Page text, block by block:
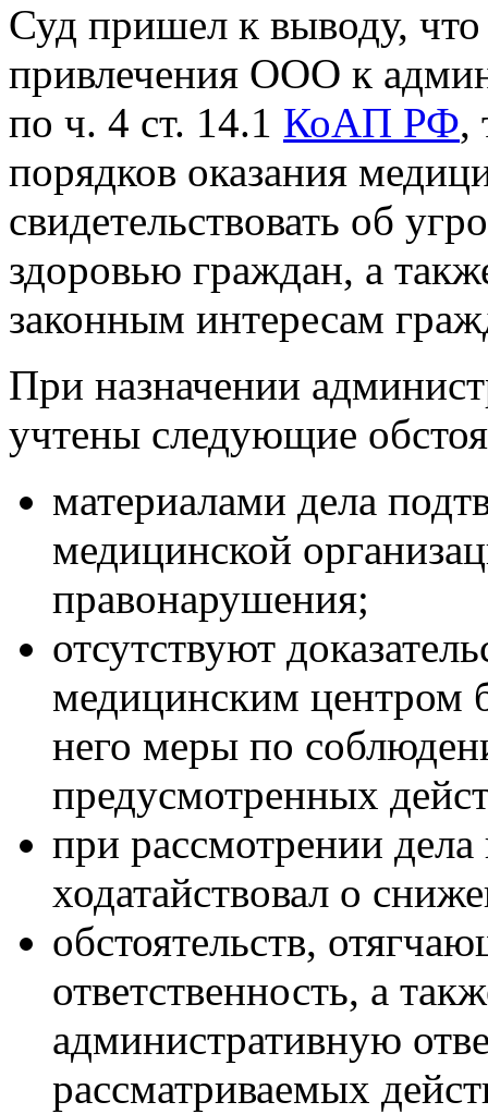
Суд пришел к выводу,
привлечения ООО к
по ч. 4 ст. 14.1 КоАП РФ,
порядков оказания
свидетельствовать об
здоровью граждан, а
законным интересам
При назначении
учтены следующие
материалами дела
медицинской
правонарушения;
отсутствуют
медицинским центром
него меры по
предусмотренных
при рассмотрении дела
ходатайствовал о
обстоятельств,
ответственность, а
административную
рассматриваемых